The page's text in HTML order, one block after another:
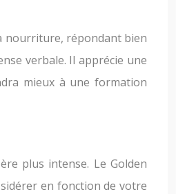
nourriture, répondant bien
verbale. Il apprécie une
mieux à une formation
plus intense. Le Golden
en fonction de votre